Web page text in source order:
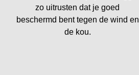
zo uitrusten dat je goed
beschermd bent tegen de wind en
de kou.